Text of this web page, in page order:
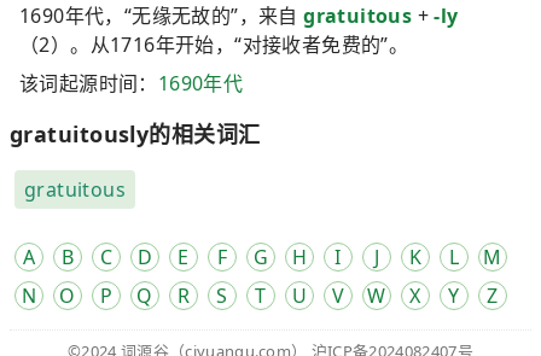
1690年代，“无缘无故的”，来自gratuitous +-ly
（2）。从1716年开始，“对接收者免费的”。
该词起源时间： 1690年代
gratuitously的相关词汇
gratuitous
A B C D E F G H I J K L
M
N
O P Q R S T U V W X Y Z
©2024 词源谷 （ciyuangu.com） 沪ICP备2024082407号